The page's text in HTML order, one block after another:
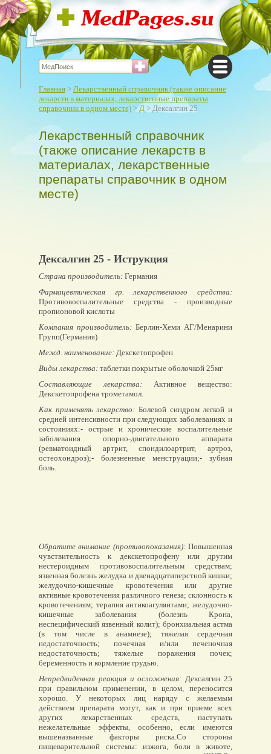
Главная > Лекарственный справочник (также описание
лекарств в материалах, лекарственные препараты
справочник в одном месте) >Д > Дексалгин 25
Лекарственный справочник
(также описание лекарств в
материалах, лекарственные
препараты справочник в одном
месте)
Дексалгин 25 - Иструкция
Страна производитель: Германия
Фармацевтическая гр. лекарственного средства:
Противовоспалительные средства - производные
пропионовой кислоты
Компания производитель: Берлин-Хеми АГ/Менарини
Групп(Германия)
Межд. наименование: Декскетопрофен
Виды лекарства: таблетки покрытые оболочкой 25мг
Составляющие лекарства: Активное вещество:
Декскетопрофена трометамол.
Как применять лекарство: Болевой синдром легкой и
средней интенсивности при следующих заболеваниях и
состояниях:- острые и хронические воспалительные
заболевания опорно-двигательного аппарата
(ревматоидный артрит, спондилоартрит, артроз,
остеохондроз);- болезненные менструации;- зубная
боль.
Обратите внимание (противопоказания):Повышенная
чувствительность к декскетопрофену или другим
нестероидным противовоспалительным средствам;
язвенная болезнь желудка и двенадцатиперстной кишки;
желудочно-кишечные кровотечения или другие
активные кровотечения различного генеза; склонность к
кровотечениям; терапия антикоагулянтами; желудочно-
кишечные заболевания (болезнь Крона,
неспецифический язвенный колит); бронхиальная астма
(в том числе в анамнезе); тяжелая сердечная
недостаточность; почечная и/или печеночная
недостаточность; тяжелые поражения почек;
беременность и кормление грудью.
Непредвиденная реакция и осложнения: Дексалгин 25
при правильном применении, в целом, переносится
хорошо. У некоторых лиц наряду с желаемым
действием препарата могут, как и при приеме всех
других лекарственных средств, наступать
нежелательные эффекты, особенно, если имеются
вышеназванные факторы риска.Со стороны
пищеварительной системы: изжога, боли в животе,